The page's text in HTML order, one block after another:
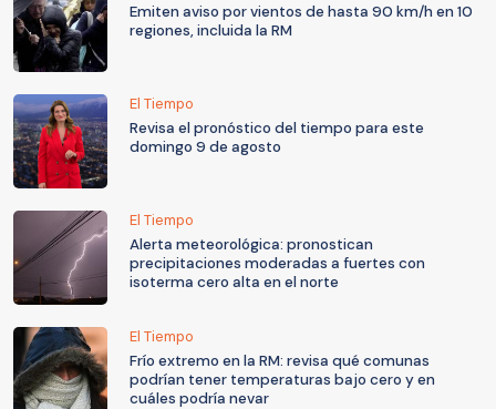
Emiten aviso por vientos de hasta 90 km/h en 10
regiones, incluida la RM
El Tiempo
Revisa el pronóstico del tiempo para este
domingo 9 de agosto
El Tiempo
Alerta meteorológica: pronostican
precipitaciones moderadas a fuertes con
isoterma cero alta en el norte
El Tiempo
Frío extremo en la RM: revisa qué comunas
podrían tener temperaturas bajo cero y en
cuáles podría nevar